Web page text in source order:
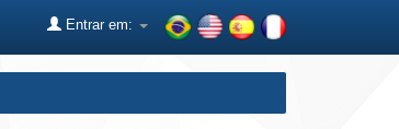
Entrar em: